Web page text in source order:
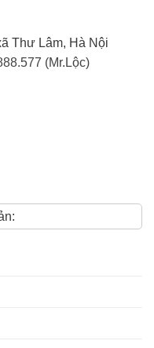
Thư Lâm, Hà Nội
(Mr.Lộc)